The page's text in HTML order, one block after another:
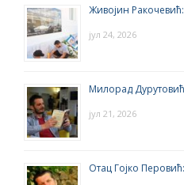
Живојин
јул 24, 2026
Милорад
јул 21, 2026
Отац Гојко